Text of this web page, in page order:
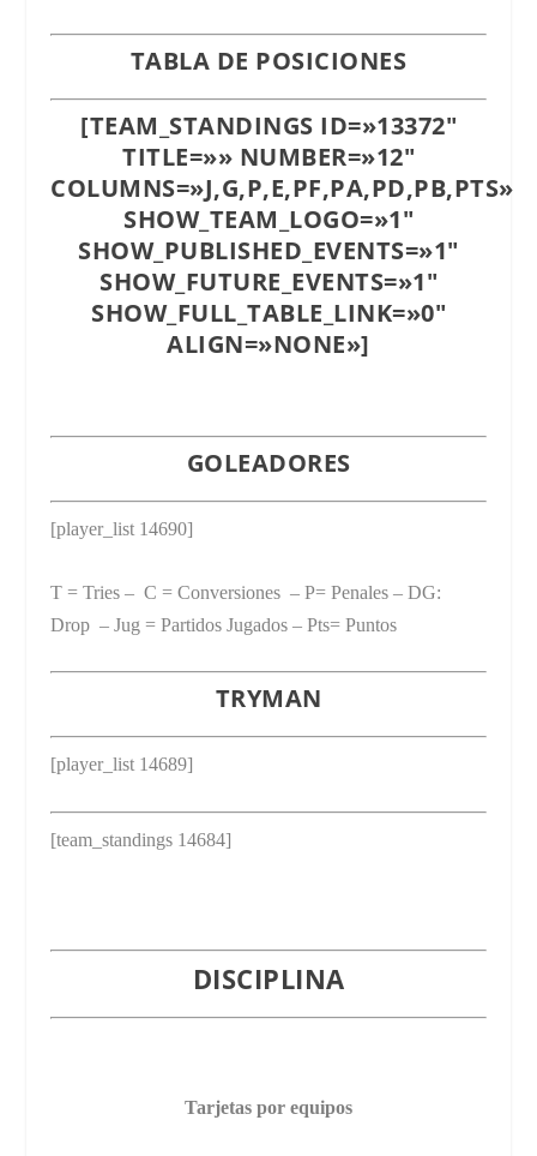
TABLA DE POSICIONES
[TEAM_STANDINGS ID=»13372″
TITLE=»» NUMBER=»12″
COLUMNS=»J,G,P,E,PF,PA,PD,PB,PTS»
SHOW_TEAM_LOGO=»1″
SHOW_PUBLISHED_EVENTS=»1″
SHOW_FUTURE_EVENTS=»1″
SHOW_FULL_TABLE_LINK=»0″
ALIGN=»NONE»]
GOLEADORES
[player_list 14690]
T = Tries – C = Conversiones – P= Penales – DG:
Drop – Jug = Partidos Jugados – Pts= Puntos
TRYMAN
[player_list 14689]
[team_standings 14684]
DISCIPLINA
Tarjetas por equipos